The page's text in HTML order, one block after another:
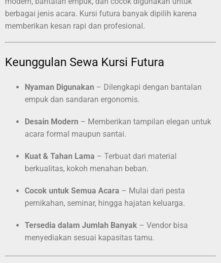
berbagai jenis acara. Kursi futura banyak dipilih karena
memberikan kesan rapi dan profesional.
Keunggulan Sewa Kursi Futura
Nyaman Digunakan – Dilengkapi dengan bantalan
empuk dan sandaran ergonomis.
Desain Modern – Memberikan tampilan elegan untuk
acara formal maupun santai.
Kuat & Tahan Lama – Terbuat dari material
berkualitas, kokoh menahan beban.
Cocok untuk Semua Acara – Mulai dari pesta
pernikahan, seminar, hingga hajatan keluarga.
Tersedia dalam Jumlah Banyak – Vendor bisa
menyediakan sesuai kapasitas tamu.